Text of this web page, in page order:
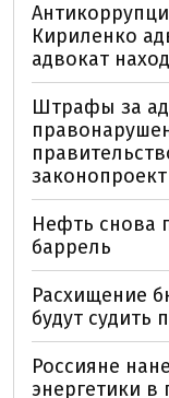
Кириленко
адвокат
Штрафы за
законопроект
Нефть снова
баррель
Расхищение
будут судить
Россияне
энергетики в